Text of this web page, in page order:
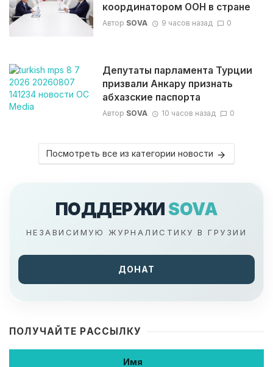
координатором ООН в стране
Автор SOVA 9 часов назад 0
Депутаты парламента Турции
призвали Анкару признать
абхазские паспорта
Автор SOVA 10 часов назад 0
Посмотреть все из категории новости
ПОДДЕРЖИ SOVA
НЕЗАВИСИМУЮ ЖУРНАЛИСТИКУ В ГРУЗИИ
ДОНАТ
ПОЛУЧАЙТЕ РАССЫЛКУ
Имя